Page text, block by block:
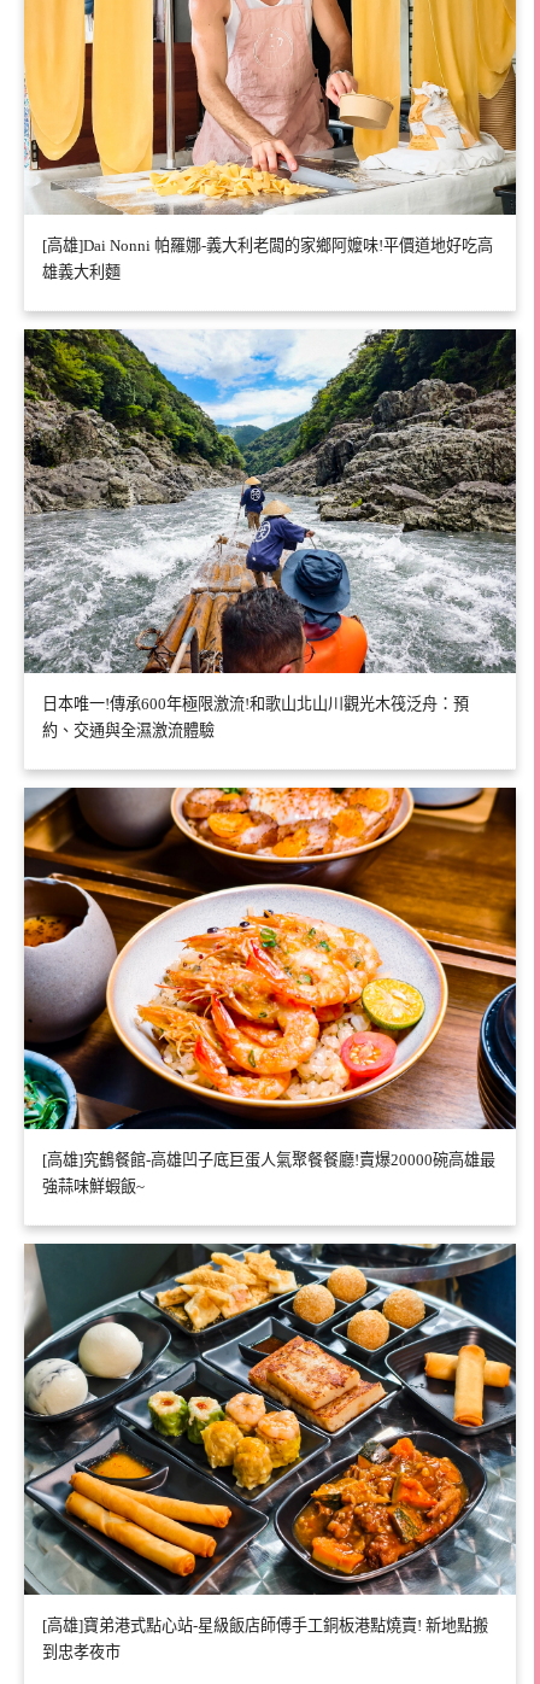
[高雄]Dai Nonni 帕羅娜-義大利老闆的家鄉阿嬤味!平價道地好吃高
雄義大利麵
日本唯一!傳承600年極限激流!和歌山北山川觀光木筏泛舟：預
約、交通與全濕激流體驗
[高雄]究鶴餐館-高雄凹子底巨蛋人氣聚餐餐廳!賣爆20000碗高雄最
強蒜味鮮蝦飯~
[高雄]寶弟港式點心站-星級飯店師傅手工銅板港點燒賣! 新地點搬
到忠孝夜市